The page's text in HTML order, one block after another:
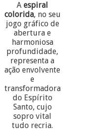
Aespiral
colorida, no seu
jogo gráfico de
abertura e
harmoniosa
profundidade,
representa a
ação envolvente
e
transformadora
do Espírito
Santo, cujo
sopro vital
tudo recria.